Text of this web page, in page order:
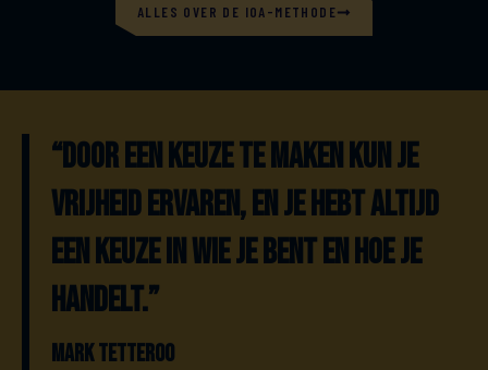
ALLES OVER DE IOA-METHODE
“DOOR EEN KEUZE TE MAKEN KUN JE
VRIJHEID ERVAREN, EN JE HEBT ALTIJD
EEN KEUZE IN WIE JE BENT EN HOE JE
HANDELT.”
MARK TETTEROO